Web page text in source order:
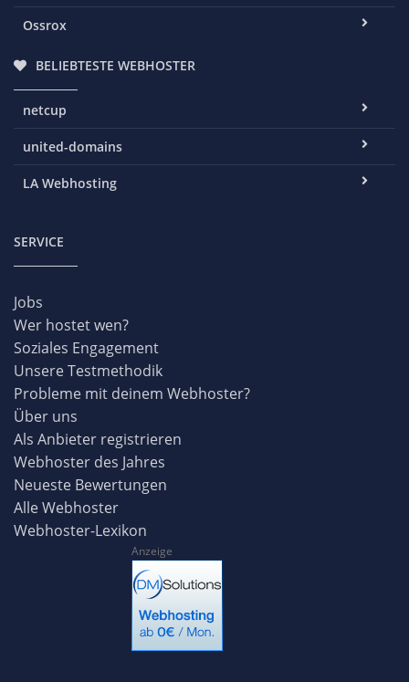
Ossrox
BELIEBTESTE WEBHOSTER
netcup
united-domains
LA Webhosting
SERVICE
Jobs
Wer hostet wen?
Soziales Engagement
Unsere Testmethodik
Probleme mit deinem Webhoster?
Über uns
Als Anbieter registrieren
Webhoster des Jahres
Neueste Bewertungen
Alle Webhoster
Webhoster-Lexikon
Anzeige